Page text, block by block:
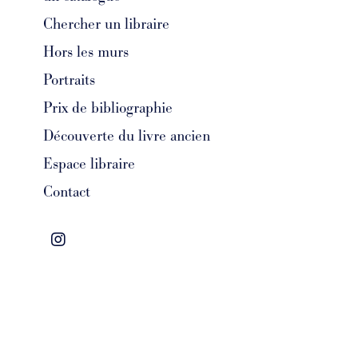
Chercher un libraire
Hors les murs
Portraits
Prix de bibliographie
Découverte du livre ancien
Espace libraire
Contact